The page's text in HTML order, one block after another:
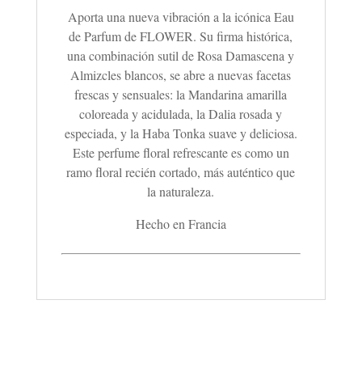
Aporta una nueva vibración a la icónica Eau
de Parfum de FLOWER. Su firma histórica,
una combinación sutil de Rosa Damascena y
Almizcles blancos, se abre a nuevas facetas
frescas y sensuales: la Mandarina amarilla
coloreada y acidulada, la Dalia rosada y
especiada, y la Haba Tonka suave y deliciosa.
Este perfume floral refrescante es como un
ramo floral recién cortado, más auténtico que
la naturaleza.
Hecho en Francia